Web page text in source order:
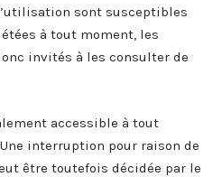
sont susceptibles
à tout moment, les
invités à les consulter de
accessible à tout
interruption pour raison de
être toutefois décidée par le